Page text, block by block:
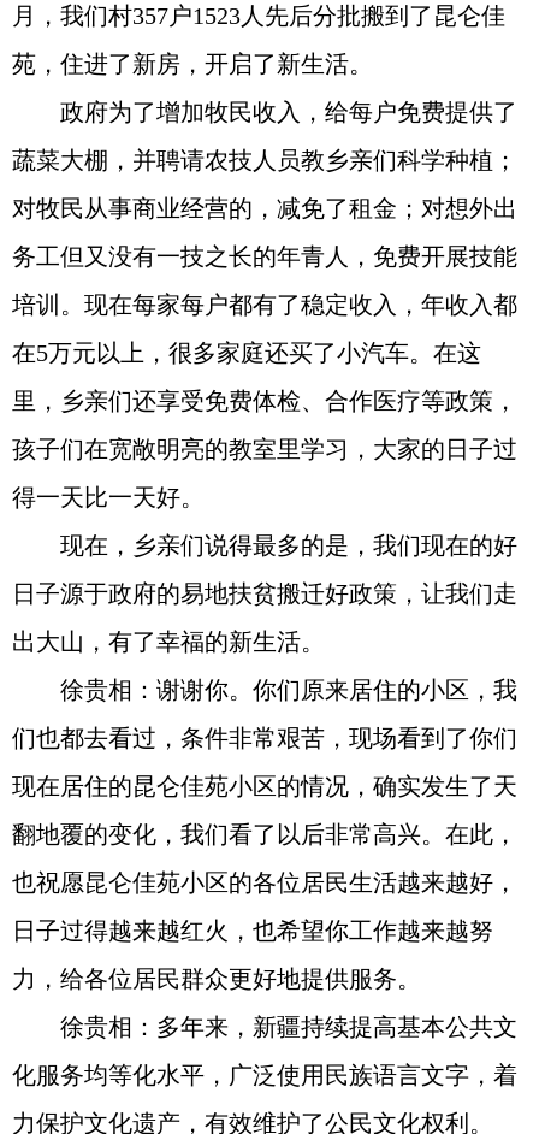
月，我们村357户1523人先后分批搬到了昆仑佳
苑，住进了新房，开启了新生活。
政府为了增加牧民收入，给每户免费提供了
蔬菜大棚，并聘请农技人员教乡亲们科学种植；
对牧民从事商业经营的，减免了租金；对想外出
务工但又没有一技之长的年青人，免费开展技能
培训。现在每家每户都有了稳定收入，年收入都
在5万元以上，很多家庭还买了小汽车。在这
里，乡亲们还享受免费体检、合作医疗等政策，
孩子们在宽敞明亮的教室里学习，大家的日子过
得一天比一天好。
现在，乡亲们说得最多的是，我们现在的好
日子源于政府的易地扶贫搬迁好政策，让我们走
出大山，有了幸福的新生活。
徐贵相：谢谢你。你们原来居住的小区，我
们也都去看过，条件非常艰苦，现场看到了你们
现在居住的昆仑佳苑小区的情况，确实发生了天
翻地覆的变化，我们看了以后非常高兴。在此，
也祝愿昆仑佳苑小区的各位居民生活越来越好，
日子过得越来越红火，也希望你工作越来越努
力，给各位居民群众更好地提供服务。
徐贵相：多年来，新疆持续提高基本公共文
化服务均等化水平，广泛使用民族语言文字，着
力保护文化遗产，有效维护了公民文化权利。